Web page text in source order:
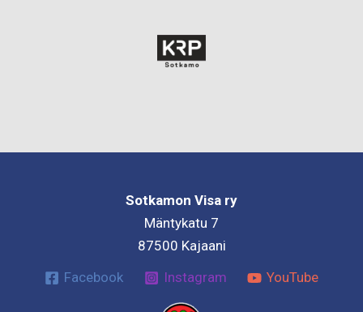
Sotkamon Visa ry
Mäntykatu 7
87500 Kajaani
Facebook
Instagram YouTube